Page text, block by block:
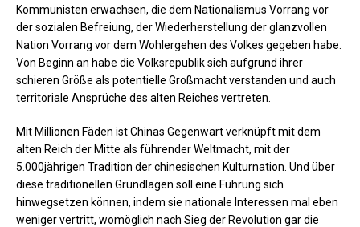
Kommunisten erwachsen, die dem Nationalismus Vorrang vor
der sozialen Befreiung, der Wiederherstellung der glanzvollen
Nation Vorrang vor dem Wohlergehen des Volkes gegeben habe.
Von Beginn an habe die Volksrepublik sich aufgrund ihrer
schieren Größe als potentielle Großmacht verstanden und auch
territoriale Ansprüche des alten Reiches vertreten.
Mit Millionen Fäden ist Chinas Gegenwart verknüpft mit dem
alten Reich der Mitte als führender Weltmacht, mit der
5.000jährigen Tradition der chinesischen Kulturnation. Und über
diese traditionellen Grundlagen soll eine Führung sich
hinwegsetzen können, indem sie nationale Interessen mal eben
weniger vertritt, womöglich nach Sieg der Revolution gar die